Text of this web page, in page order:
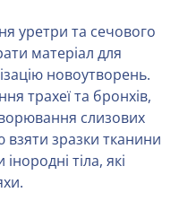
уретри та сечового
матеріал для
новоутворень.
трахеї та бронхів,
слизових
взяти зразки тканини
тіла, які